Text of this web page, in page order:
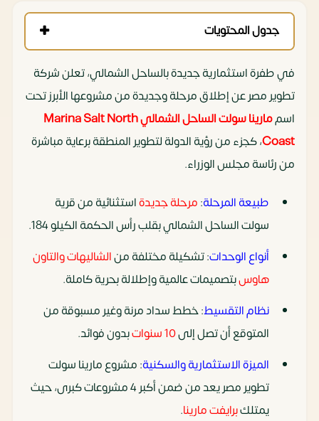
جدول المحتويات
في طفرة استثمارية جديدة بالساحل الشمالي، تعلن شركة
تطوير مصر عن إطلاق مرحلة وجديدة من مشروعها الأبرز تحت
اسم
مارينا سولت الساحل الشمالي Marina Salt North
Coast، كجزء من رؤية الدولة لتطوير المنطقة برعاية مباشرة
من رئاسة مجلس الوزراء.
طبيعة المرحلة:مرحلة جديدةاستثنائية من قرية
سولت الساحل الشمالي بقلب رأس الحكمة الكيلو 184.
أنواع الوحدات: تشكيلة مختلفة منالشاليهات والتاون
هاوسبتصميمات عالمية وإطلالة بحرية كاملة.
نظام التقسيط: خطط سداد مرنة وغير مسبوقة من
المتوقع أن تصل إلى10 سنوات
بدون فوائد.
الميزة الاستثمارية والسكنية: مشروع مارينا سولت
تطوير مصر يعد من ضمن أكبر 4 مشروعات كبرى، حيث
يمتلكبرايفت مارينا.